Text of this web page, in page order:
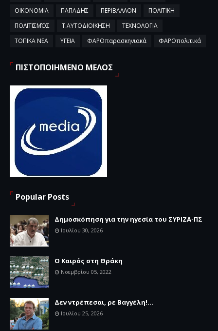
ΟΙΚΟΝΟΜΙΑ
ΠΑΠΑΔΗΣ ΠΕΡΙΒΑΛΛΟΝ
ΠΟΛΙΤΙΚΗ
ΠΟΛΙΤΙΣΜΌΣ
Τ.ΑΥΤΟΔΙΟΙΚΗΣΗ
ΤΕΧΝΟΛΟΓΙΑ
ΤΟΠΙΚΑ ΝΕΑ
ΥΓΕΙΑ ΦΑΡΟπαρασκηνιακά ΦΑΡΟπολιτικά
ΠΙΣΤΟΠΟΙΗΜΕΝΟ ΜΕΛΟΣ
Popular Posts
Δημοσκόπηση για την ηγεσία του ΣΥΡΙΖΑ-ΠΣ
Ιουλίου 30, 2026
Ο Καιρός στη Θράκη
Νοεμβρίου 05, 2022
Δεν ντρέπεσαι, ρε Βαγγέλη!...
Ιουλίου 25, 2026